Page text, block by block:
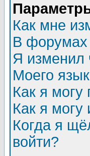
Как мне
В форумах
Я изменил
Моего
Как я могу
Как я могу
Когда я
войти?